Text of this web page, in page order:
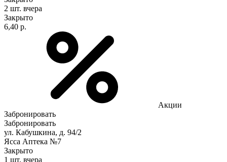
2 шт. вчера
Закрыто
6,40 р.
Акции
Забронировать
Забронировать
ул. Кабушкина, д. 94/2
Ясса Аптека №7
Закрыто
1 шт. вчера